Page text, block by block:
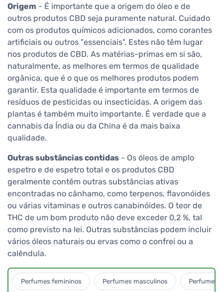
Origem - É importante que a origem do óleo e de
outros produtos CBD seja puramente natural. Cuidado
com os produtos químicos adicionados, como corantes
artificiais ou outros "essenciais". Estes não têm lugar
nos produtos de CBD. As matérias-primas em si são,
naturalmente, as melhores em termos de qualidade
orgânica, que é o que os melhores produtos podem
garantir. Esta qualidade é importante em termos de
resíduos de pesticidas ou insecticidas. A origem das
plantas é também muito importante. É verdade que a
cannabis da Índia ou da China é da mais baixa
qualidade.
Outras substâncias contidas - Os óleos de amplo
espetro e de espetro total e os produtos CBD
geralmente contêm outras substâncias ativas
encontradas no cânhamo, como terpenos, flavonóides
ou várias vitaminas e outros canabinóides. O teor de
THC de um bom produto não deve exceder 0,2 %, tal
como previsto na lei. Outras substâncias podem incluir
vários óleos naturais ou ervas como o confrei ou a
calêndula.
Perfumes femininos Perfumes masculinos Perfumes